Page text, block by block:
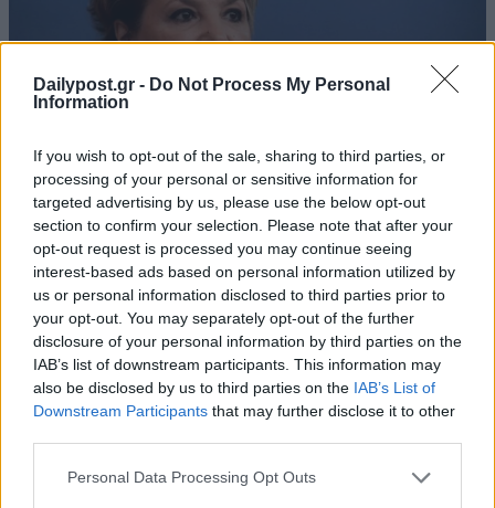
Dailypost.gr - Do Not Process My Personal
Information
If you wish to opt-out of the sale, sharing to third parties, or
processing of your personal or sensitive information for
targeted advertising by us, please use the below opt-out
section to confirm your selection. Please note that after your
opt-out request is processed you may continue seeing
interest-based ads based on personal information utilized by
us or personal information disclosed to third parties prior to
your opt-out. You may separately opt-out of the further
disclosure of your personal information by third parties on the
IAB’s list of downstream participants. This information may
also be disclosed by us to third parties on the IAB’s List of
Downstream Participants that may further disclose it to other
Personal Data Processing Opt Outs